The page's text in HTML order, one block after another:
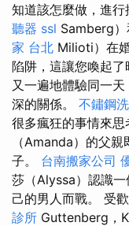
知道該怎麼做，進
聽器 ssl Samberg
家 台北 Milioti）在
陷阱，這讓您喚起了
又一遍地體驗同一
深的關係。 不鏽鋼
很多瘋狂的事情來思
（Amanda）的父
子。 台南搬家公司
莎（Alyssa）認識
己的男人而戰。 受
診所 Guttenberg，